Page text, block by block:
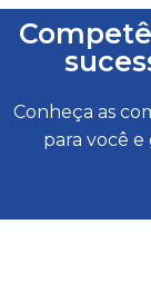
Conheça as
para você